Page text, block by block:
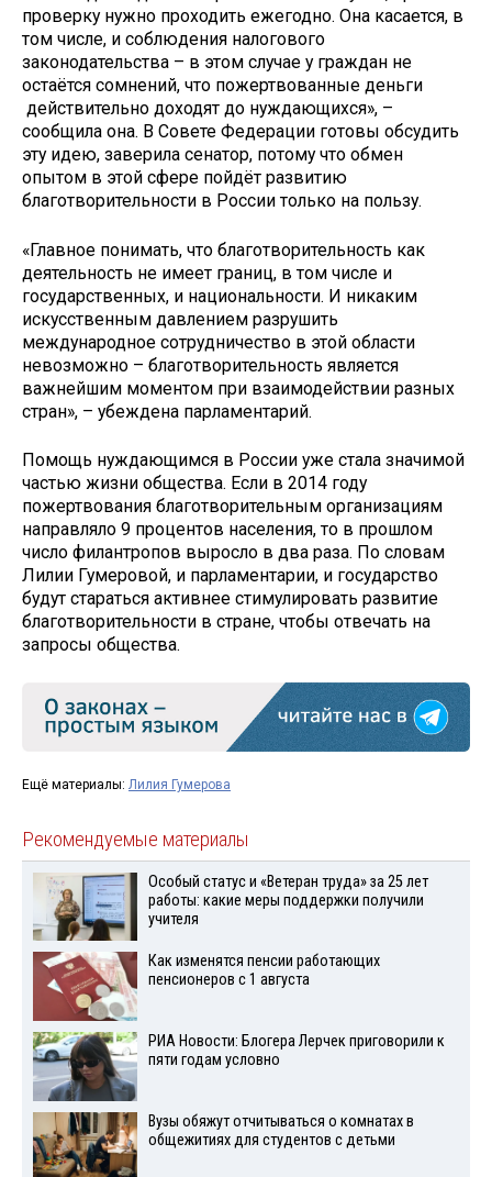
проверку нужно проходить ежегодно. Она касается, в
том числе, и соблюдения налогового
законодательства – в этом случае у граждан не
остаётся сомнений, что пожертвованные деньги
действительно доходят до нуждающихся», –
сообщила она. В Совете Федерации готовы обсудить
эту идею, заверила сенатор, потому что обмен
опытом в этой сфере пойдёт развитию
благотворительности в России только на пользу.
«Главное понимать, что благотворительность как
деятельность не имеет границ, в том числе и
государственных, и национальности. И никаким
искусственным давлением разрушить
международное сотрудничество в этой области
невозможно – благотворительность является
важнейшим моментом при взаимодействии разных
стран», – убеждена парламентарий.
Помощь нуждающимся в России уже стала значимой
частью жизни общества. Если в 2014 году
пожертвования благотворительным организациям
направляло 9 процентов населения, то в прошлом
число филантропов выросло в два раза. По словам
Лилии Гумеровой, и парламентарии, и государство
будут стараться активнее стимулировать развитие
благотворительности в стране, чтобы отвечать на
запросы общества.
Ещё материалы: Лилия Гумерова
Рекомендуемые материалы
Особый статус и «Ветеран труда» за 25 лет
работы: какие меры поддержки получили
учителя
Как изменятся пенсии работающих
пенсионеров с 1 августа
РИА Новости: Блогера Лерчек приговорили к
пяти годам условно
Вузы обяжут отчитываться о комнатах в
общежитиях для студентов с детьми